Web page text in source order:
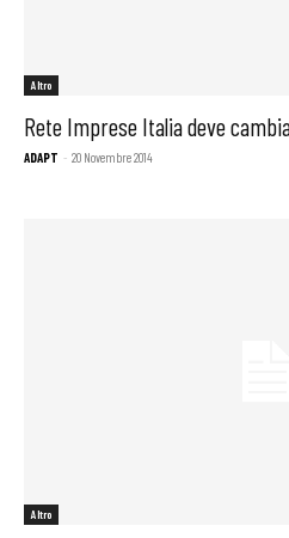
Altro
Rete Imprese Italia deve
ADAPT - 20 Novembre 2014
Altro